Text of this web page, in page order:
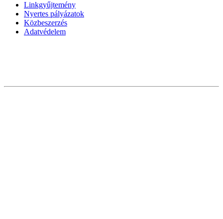
Linkgyűjtemény
Nyertes pályázatok
Közbeszerzés
Adatvédelem